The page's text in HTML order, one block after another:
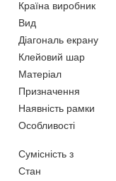
Країна виробник
Вид
Діагональ екрану
Клейовий шар
Матеріал
Призначення
Наявність рамки
Особливості
Сумісність з
Стан